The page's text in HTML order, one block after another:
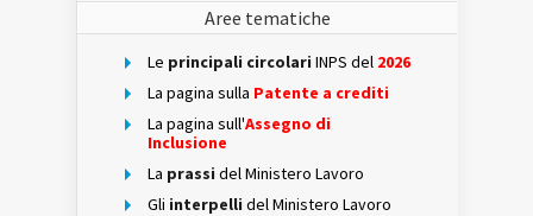
Aree tematiche
Le principali circolari INPS del 2026
La pagina sulla Patente a crediti
La pagina sull'Assegno di
Inclusione
La prassi del Ministero Lavoro
Gli interpelli del Ministero Lavoro